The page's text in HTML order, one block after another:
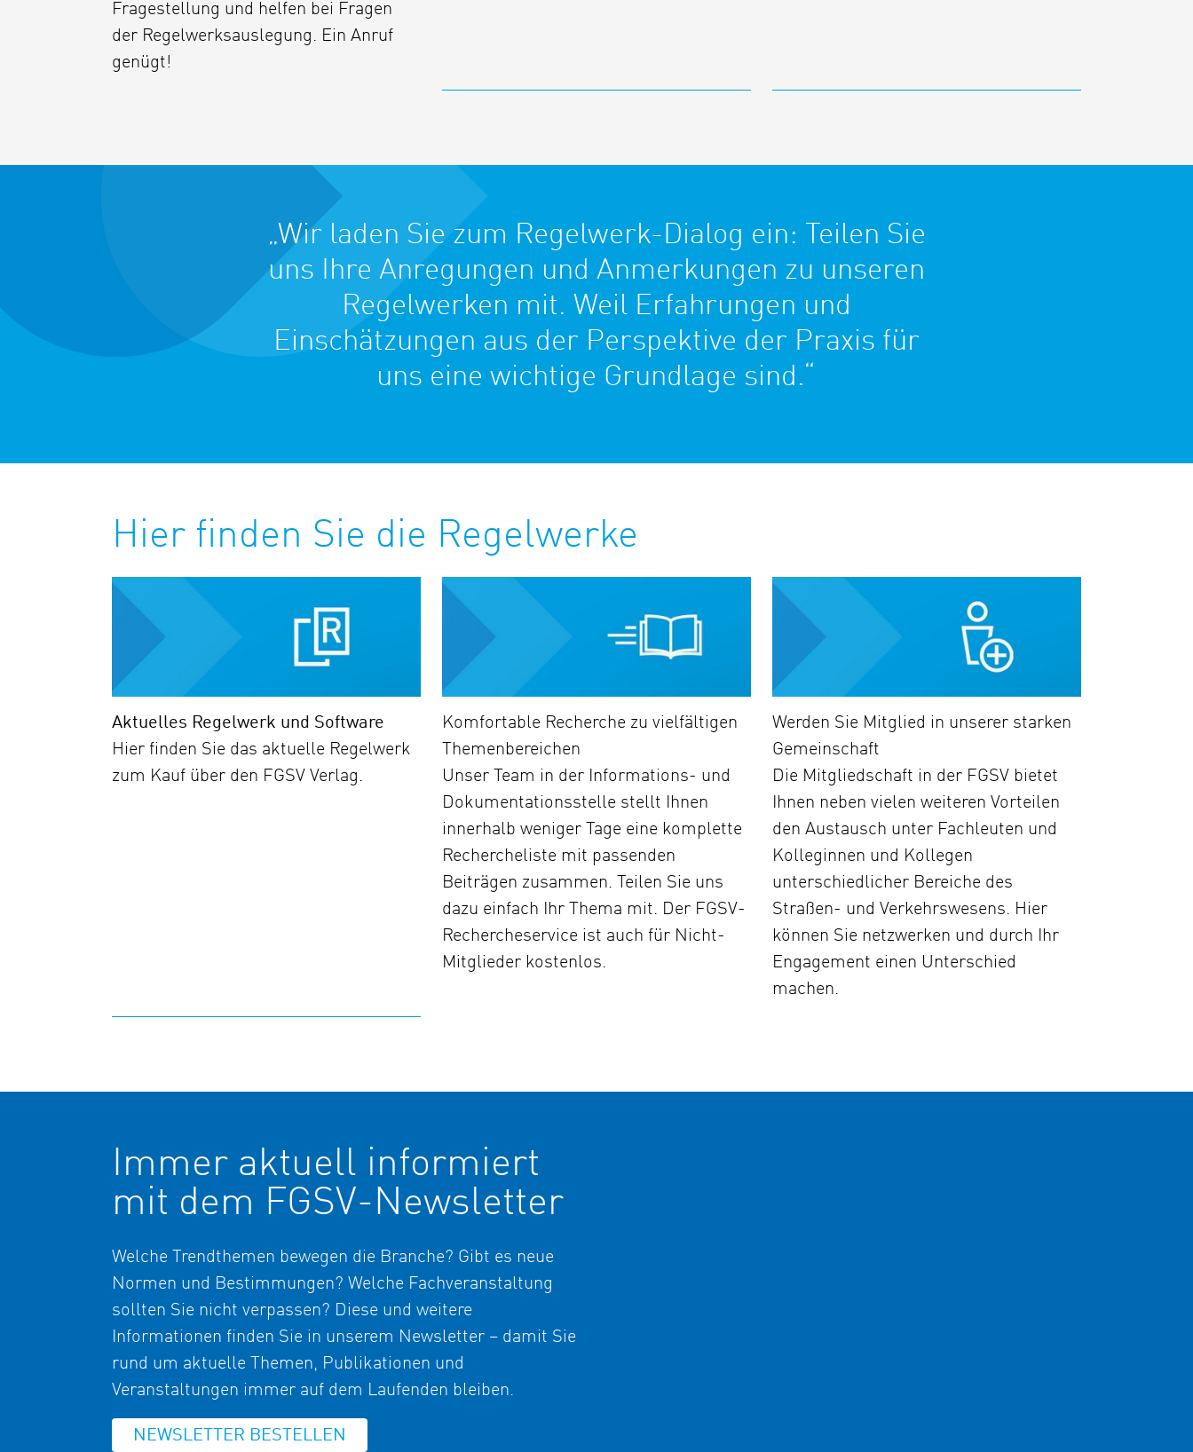
Fragestellung und helfen bei Fragen
der Regelwerksauslegung. Ein Anruf
genügt!
„Wir laden Sie zum Regelwerk-Dialog ein: Teilen Sie
uns Ihre Anregungen und Anmerkungen zu unseren
Regelwerken mit. Weil Erfahrungen und
Einschätzungen aus der Perspektive der Praxis für
uns eine wichtige Grundlage sind.“
Hier finden Sie die Regelwerke
Aktuelles Regelwerk und Software
Hier finden Sie das aktuelle Regelwerk
zum Kauf über den FGSV Verlag.
Komfortable Recherche zu vielfältigen
Themenbereichen
Unser Team in der Informations- und
Dokumentationsstelle stellt Ihnen
innerhalb weniger Tage eine komplette
Rechercheliste mit passenden
Beiträgen zusammen. Teilen Sie uns
dazu einfach Ihr Thema mit. Der FGSV-
Rechercheservice ist auch für Nicht-
Mitglieder kostenlos.
Werden Sie Mitglied in unserer starken
Gemeinschaft
Die Mitgliedschaft in der FGSV bietet
Ihnen neben vielen weiteren Vorteilen
den Austausch unter Fachleuten und
Kolleginnen und Kollegen
unterschiedlicher Bereiche des
Straßen- und Verkehrswesens. Hier
können Sie netzwerken und durch Ihr
Engagement einen Unterschied
machen.
Immer aktuell informiert
mit dem FGSV-Newsletter
Welche Trendthemen bewegen die Branche? Gibt es neue
Normen und Bestimmungen? Welche Fachveranstaltung
sollten Sie nicht verpassen? Diese und weitere
Informationen finden Sie in unserem Newsletter – damit Sie
rund um aktuelle Themen, Publikationen und
Veranstaltungen immer auf dem Laufenden bleiben.
NEWSLETTER BESTELLEN